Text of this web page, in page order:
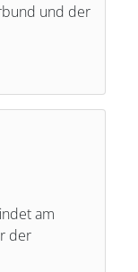
und der
am
der